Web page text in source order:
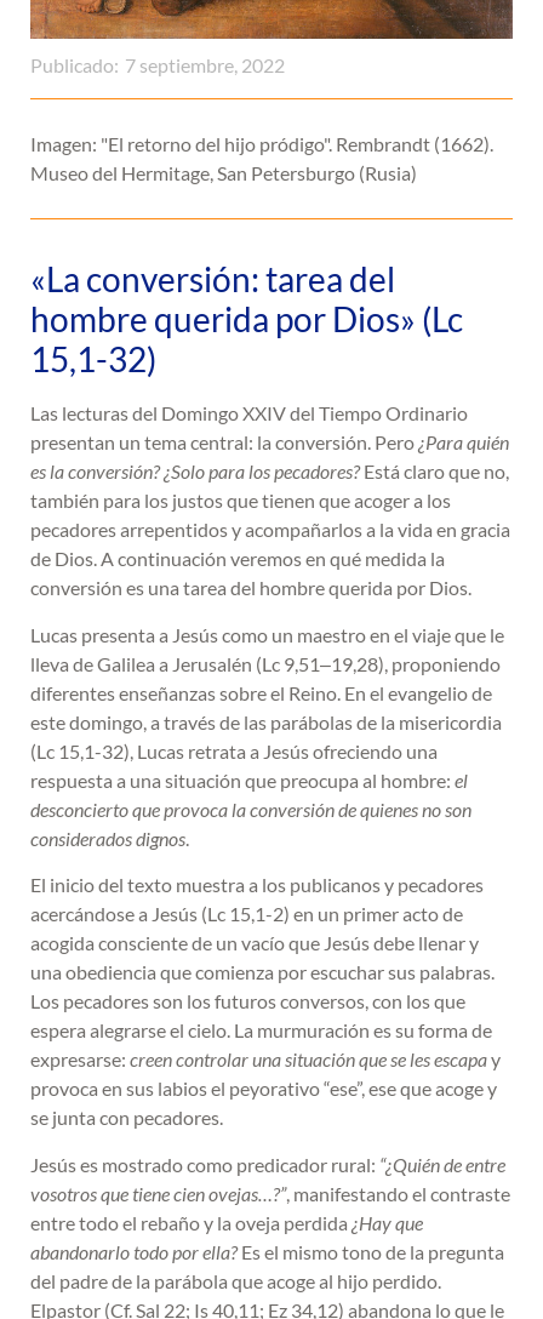
Publicado: 7 septiembre, 2022
Imagen: "El retorno del hijo pródigo". Rembrandt (1662).
Museo del Hermitage, San Petersburgo (Rusia)
«La conversión: tarea del
hombre querida por Dios» (Lc
15,1-32)
Las lecturas del Domingo XXIV del Tiempo Ordinario
presentan un tema central: la conversión. Pero¿Para quién
es la conversión? ¿Solo para los pecadores?Está claro que no,
también para los justos que tienen que acoger a los
pecadores arrepentidos y acompañarlos a la vida en gracia
de Dios. A continuación veremos en qué medida la
conversión es una tarea del hombre querida por Dios.
Lucas presenta a Jesús como un maestro en el viaje que le
lleva de Galilea a Jerusalén (Lc 9,51‒19,28), proponiendo
diferentes enseñanzas sobre el Reino. En el evangelio de
este domingo, a través de las parábolas de la misericordia
(Lc 15,1-32), Lucas retrata a Jesús ofreciendo una
respuesta a una situación que preocupa al hombre: el
desconcierto que provoca la conversión de quienes no son
considerados dignos.
El inicio del texto muestra a los publicanos y pecadores
acercándose a Jesús (Lc 15,1-2) en un primer acto de
acogida consciente de un vacío que Jesús debe llenar y
una obediencia que comienza por escuchar sus palabras.
Los pecadores son los futuros conversos, con los que
espera alegrarse el cielo. La murmuración es su forma de
expresarse: creen controlar una situación que se les escapay
provoca en sus labios el peyorativo “ese”, ese que acoge y
se junta con pecadores.
Jesús es mostrado como predicador rural: “¿Quién de entre
vosotros que tiene cien ovejas…?”, manifestando el contraste
entre todo el rebaño y la oveja perdida ¿Hay que
abandonarlo todo por ella?Es el mismo tono de la pregunta
del padre de la parábola que acoge al hijo perdido.
Elpastor (Cf. Sal 22; Is 40,11; Ez 34,12) abandona lo que le